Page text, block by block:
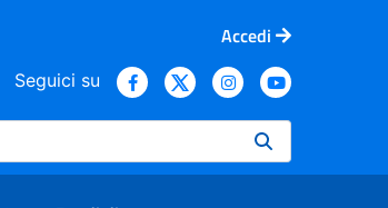
Accedi
Seguici su